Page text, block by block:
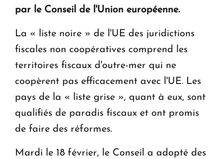
Le premier hôtel Hyatt Regency d'Arménie
par le Conseil de l'Union européenne.
La « liste noire » de l'UE des juridictions
fiscales non coopératives comprend les
territoires fiscaux d'outre-mer qui ne
coopèrent pas efficacement avec l'UE. Les
pays de la « liste grise », quant à eux, sont
qualifiés de paradis fiscaux et ont promis
de faire des réformes.
Mardi le 18 février, le Conseil a adopté des